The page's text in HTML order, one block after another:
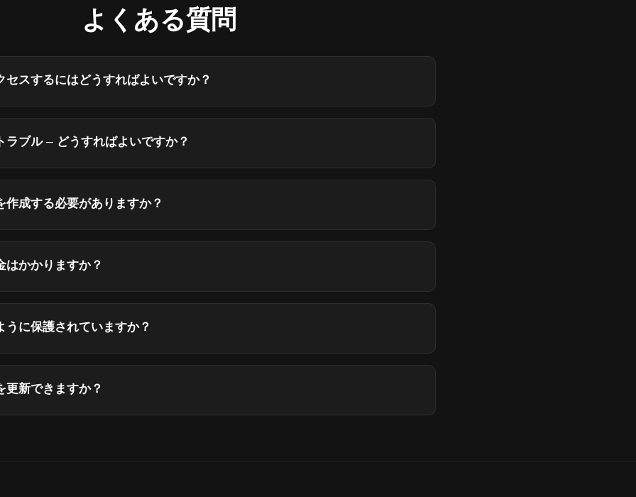
よくある質問
セスするにはどうすればよいですか？
ラブル — どうすればよいですか？
作成する必要がありますか？
はかかりますか？
うに保護されていますか？
更新できますか？